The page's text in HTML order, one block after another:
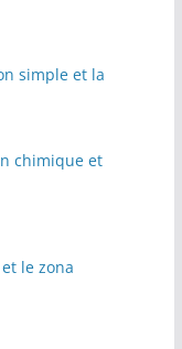
simple et la
chimique et
le zona